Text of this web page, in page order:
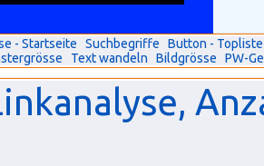
- Startseite Suchbegriffe
Button - Topliste
Text wandeln Bildgrösse PW-